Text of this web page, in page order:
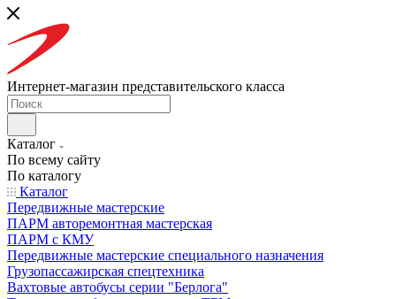
Интернет-магазин представительского класса
Каталог
По всему сайту
По каталогу
Каталог
Передвижные мастерские
ПАРМ авторемонтная мастерская
ПАРМ с КМУ
Передвижные мастерские специального назначения
Грузопассажирская спецтехника
Вахтовые автобусы серии "Берлога"